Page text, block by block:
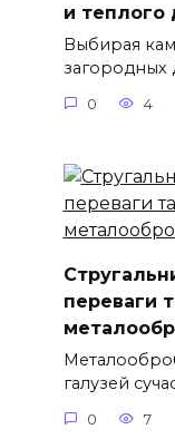
и теплого
Выбирая
загородных
0 4
переваги
галузей
0 7